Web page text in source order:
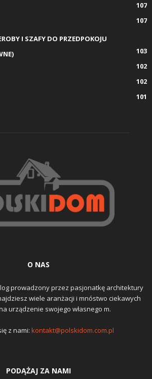
107
107
I SZAFY DO PRZEDPOKOJU
103
102
102
101
O NAS
prowadzony przez pasjonatkę architektury
wiele aranżacji i mnóstwo ciekawych
urządzenie swojego własnego m.
z nami: kontakt@polskidom.com.pl
PODĄŻAJ ZA NAMI